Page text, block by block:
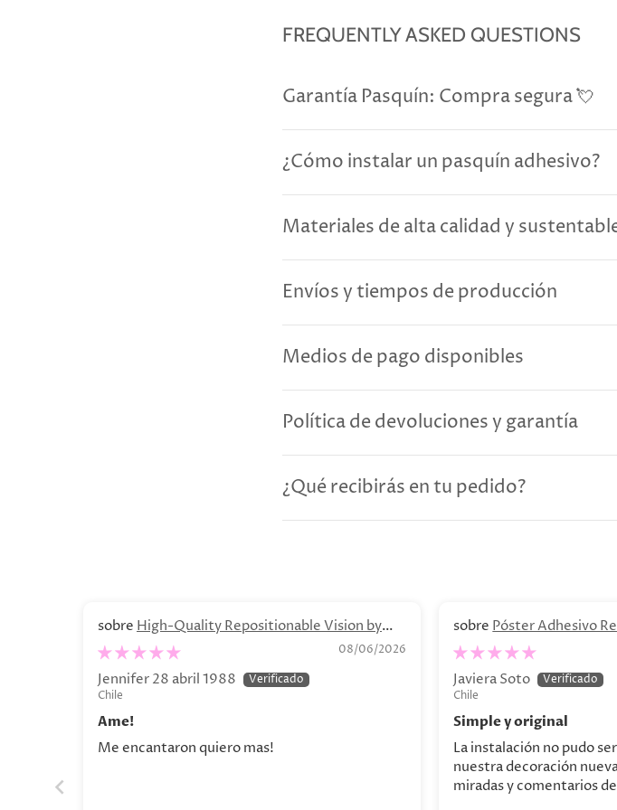
FREQUENTLY ASKED QUESTIONS
Garantía Pasquín: Compra segura 💘
¿Cómo instalar un pasquín adhesivo?
Materiales de alta calidad y
Envíos y tiempos de producción
Medios de pago disponibles
Política de devoluciones y garantía
¿Qué recibirás en tu pedido?
High-Quality Repositionable Vision by
Olga Lychkova Poster
08/06/2026
Jennifer 28 abril 1988
Chile
Ame!
Me encantaron quiero mas!
Póster Adhesivo
Personalizado.
Javiera Soto
Chile
Simple y original
La instalación no pudo
nuestra decoración
miradas y comentarios